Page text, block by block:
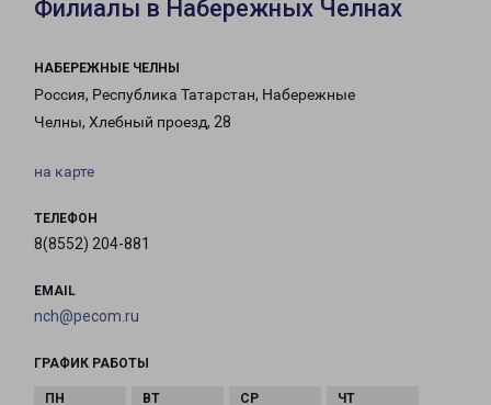
Филиалы в Набережных Челнах
НАБЕРЕЖНЫЕ ЧЕЛНЫ
Россия, Республика Татарстан, Набережные
Челны, Хлебный проезд, 28
на карте
ТЕЛЕФОН
8(8552) 204-881
EMAIL
nch@pecom.ru
ГРАФИК РАБОТЫ